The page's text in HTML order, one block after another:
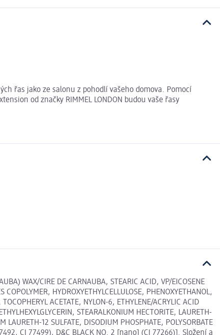
řas jako ze salonu z pohodlí vašeho domova. Pomocí
od značky RIMMEL LONDON budou vaše řasy
WAX/CIRE DE CARNAUBA, STEARIC ACID, VP/EICOSENE
HYDROXYETHYLCELLULOSE, PHENOXYETHANOL,
ACETATE, NYLON-6, ETHYLENE/ACRYLIC ACID
STEARALKONIUM HECTORITE, LAURETH-
LAURETH-12 SULFATE, DISODIUM PHOSPHATE, POLYSORBATE
CI 77499), D&C BLACK NO. 2 [nano] (CI 77266)]. Složení a